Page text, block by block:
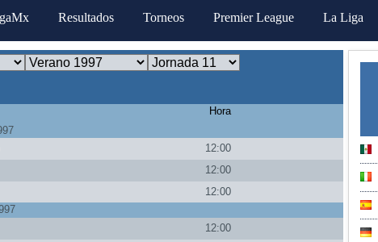
Resultados Torneos Premier League La Liga
Hora
12:00
12:00
12:00
12:00